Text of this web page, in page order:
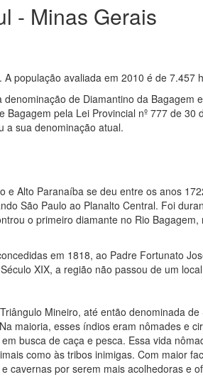
- Minas Gerais
população avaliada em 2010 é de 7.457
de Diamantino da Bagagem
pela Lei Provincial nº 777 de 30
a sua denominação atual.
e Alto Paranaíba se deu entre os anos
São Paulo ao Planalto Central. Foi
o primeiro diamante no Rio
em 1818, ao Padre Fortunato
XIX, a região não passou de um
Mineiro, até então denominada
maioria, esses índios eram nômades e
busca de caça e pesca. Essa vida
como às tribos inimigas. Com maior
cavernas por serem mais acolhedoras e